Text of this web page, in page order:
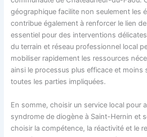
géographique facilite non seulement les
contribue également à renforcer le lien
essentiel pour des interventions
du terrain et réseau professionnel local
mobiliser rapidement les ressources
ainsi le processus plus efficace et moins
toutes les parties impliquées.
En somme, choisir un service local pour
syndrome de diogène à Saint-Hernin et
choisir la compétence, la réactivité et le